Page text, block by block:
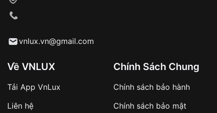
Từ khóa SEO:
sản phẩm đặc biệt
vnlux.vn@gmail.com
Về VNLUX
Tải App VnLux
Liên hệ
Chính Sách Chung
Chính sách bảo hành
Chính sách bảo mật